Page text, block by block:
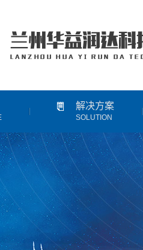
解决方案
SOLUTION